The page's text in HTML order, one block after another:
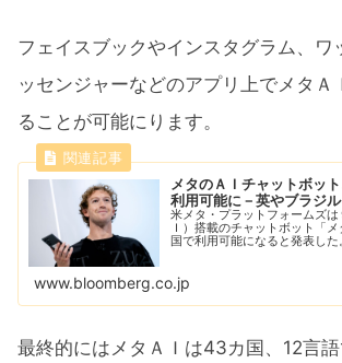
フェイスブックやインスタグラム、ワ
ッセンジャーなどのアプリ上でメタＡ
ることが可能にります。
メタのＡＩチャットボッ
利用可能に－英やブラジル
米メタ・プラットフォームズは
Ｉ）搭載のチャットボット「
国で利用可能になると発表し
www.bloomberg.co.jp
最終的にはメタＡＩは43カ国、12言